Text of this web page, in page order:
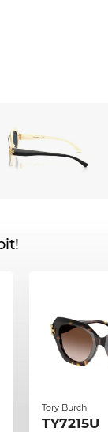
Tory Burch
TY7215U